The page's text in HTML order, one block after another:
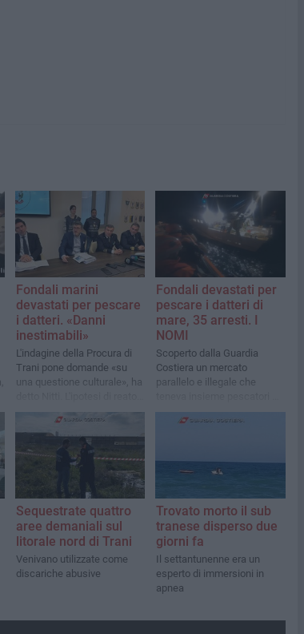
Fondali marini
devastati per pescare
i datteri. «Danni
inestimabili»
L'indagine della Procura di
Trani pone domande «su
una questione culturale», ha
è procurato disastro
ambientale
Fondali devastati per
pescare i datteri di
mare, 35 arresti. I
NOMI
Scoperto dalla Guardia
Costiera un mercato
parallelo e illegale che
frodo e esercizi commerciali
Sequestrate quattro
aree demaniali sul
litorale nord di Trani
Venivano utilizzate come
discariche abusive
Trovato morto il sub
tranese disperso due
giorni fa
Il settantunenne era un
esperto di immersioni in
apnea